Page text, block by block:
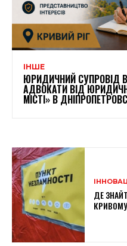
ІНШЕ
ЮРИДИЧНИЙ СУПРОВІД
АДВОКАТИ ВІД
МІСТІ» В
ДЕ